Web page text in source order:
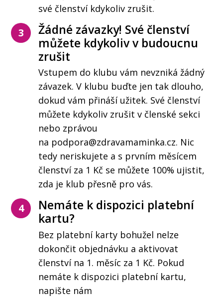
své členství kdykoliv zrušit.
3
Žádné závazky! Své členství
můžete kdykoliv v budoucnu
zrušit
Vstupem do klubu vám nevzniká žádný
závazek. V klubu buďte jen tak dlouho,
dokud vám přináší užitek. Své členství
můžete kdykoliv zrušit v členské sekci
nebo zprávou
na podpora@zdravamaminka.cz. Nic
tedy neriskujete a s prvním měsícem
členství za 1 Kč se můžete 100% ujistit,
zda je klub přesně pro vás.
4
Nemáte k dispozici platební
kartu?
Bez platební karty bohužel nelze
dokončit objednávku a aktivovat
členství na 1. měsíc za 1 Kč. Pokud
nemáte k dispozici platební kartu,
napište nám